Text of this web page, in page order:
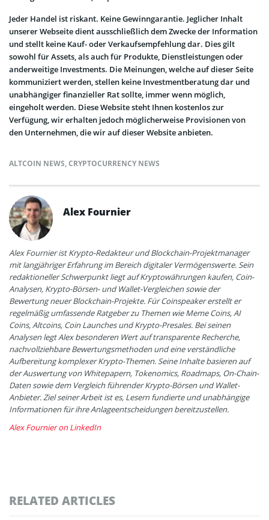
Jeder Handel ist riskant. Keine Gewinngarantie. Jeglicher Inhalt
unserer Webseite dient ausschließlich dem Zwecke der Information
und stellt keine Kauf- oder Verkaufsempfehlung dar. Dies gilt
sowohl für Assets, als auch für Produkte, Dienstleistungen oder
anderweitige Investments. Die Meinungen, welche auf dieser Seite
kommuniziert werden, stellen keine Investmentberatung dar und
unabhängiger finanzieller Rat sollte, immer wenn möglich,
eingeholt werden. Diese Website steht Ihnen kostenlos zur
Verfügung, wir erhalten jedoch möglicherweise Provisionen von
den Unternehmen, die wir auf dieser Website anbieten.
ALTCOIN NEWS,CRYPTOCURRENCY NEWS
Alex Fournier
Alex Fournier ist Krypto-Redakteur und Blockchain-Projektmanager
mit langjähriger Erfahrung im Bereich digitaler Vermögenswerte. Sein
redaktioneller Schwerpunkt liegt auf Kryptowährungen kaufen, Coin-
Analysen, Krypto-Börsen- und Wallet-Vergleichen sowie der
Bewertung neuer Blockchain-Projekte. Für Coinspeaker erstellt er
regelmäßig umfassende Ratgeber zu Themen wie Meme Coins, AI
Coins, Altcoins, Coin Launches und Krypto-Presales. Bei seinen
Analysen legt Alex besonderen Wert auf transparente Recherche,
nachvollziehbare Bewertungsmethoden und eine verständliche
Aufbereitung komplexer Krypto-Themen. Seine Inhalte basieren auf
der Auswertung von Whitepapern, Tokenomics, Roadmaps, On-Chain-
Daten sowie dem Vergleich führender Krypto-Börsen und Wallet-
Anbieter. Ziel seiner Arbeit ist es, Lesern fundierte und unabhängige
Informationen für ihre Anlageentscheidungen bereitzustellen.
Alex Fournier on LinkedIn
RELATED ARTICLES